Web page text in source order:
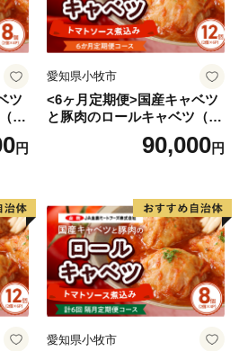
珠沙華が咲き誇る、日本最大級
おり、曼珠沙華の赤と木の葉の
を照らす木漏れ日が非常に美し
マンが殺到します。稀に咲いてい
ツ
4P
円
愛知県小牧市
<6ヶ月定期便>国産キャベツ
と豚肉のロールキャベツ（6P
90,000円
愛知県小牧市